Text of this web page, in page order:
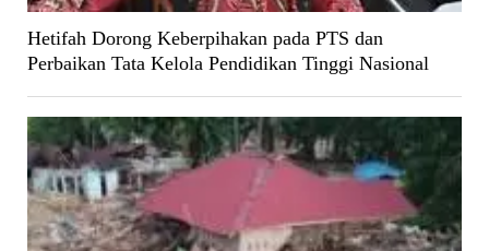
Hetifah Dorong Keberpihakan pada PTS dan
Perbaikan Tata Kelola Pendidikan Tinggi Nasional